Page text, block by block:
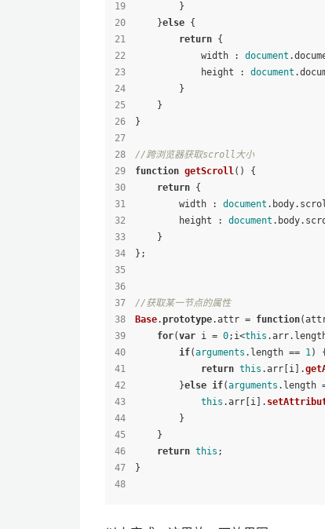
        }
    }
else {
return {
            width :
document .
            height :
document .
        }
    }
}
//跨浏览器获取scroll大小
function getScroll( ) {
return {
        width :
document . body.
        height :
document . body.
    }
};
//获取某一节点的属性
Base.prototype.attr = function(
for(var i = 0;i<this .arr.
if(arguments . length == 1) {
return this .arr [i].
        }
else if(arguments . length
this .arr [i].
        }
    }
return this ;
}